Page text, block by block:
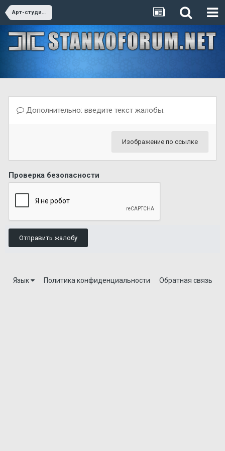
Арт-студио г.Киров
Дополнительно: введите текст жалобы.
Изображение по ссылке
Проверка безопасности
Отправить жалобу
Язык Политика конфиденциальности Обратная связь